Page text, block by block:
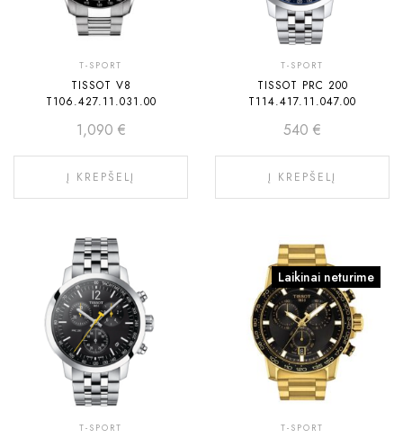
T-SPORT
TISSOT V8
T106.427.11.031.00
1,090 €
Į KREPŠELĮ
T-SPORT
TISSOT PRC 200
T114.417.11.047.00
540 €
Į KREPŠELĮ
T-SPORT
Laikinai neturime
T-SPORT